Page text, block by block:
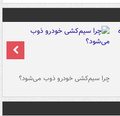
چرا سیم‌کشی خودرو ذوب می‌شود؟